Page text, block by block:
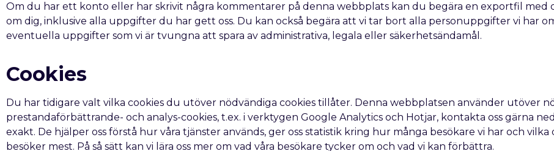
Om du har ett konto eller har skrivit några kommentarer på denna webbplats kan du begära en exportfil med
om dig, inklusive alla uppgifter du har gett oss. Du kan också begära att vi tar bort alla personuppgifter vi har
eventuella uppgifter som vi är tvungna att spara av administrativa, legala eller säkerhetsändamål.
Cookies
Du har tidigare valt vilka cookies du utöver nödvändiga cookies tillåter. Denna webbplatsen använder utöver
prestandaförbättrande- och analys-cookies, t.ex. i verktygen Google Analytics och Hotjar, kontakta oss gärna
exakt. De hjälper oss förstå hur våra tjänster används, ger oss statistik kring hur många besökare vi har och
besöker mest. På så sätt kan vi lära oss mer om vad våra besökare tycker om och vad vi kan förbättra.